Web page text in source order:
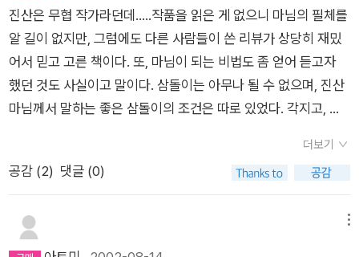
싶다면, 그러나 웃고 넘어가는 책 보다는 뭔가를 남기고 싶다면
한번쯤 읽어보는것도 좋은 책일 듯 싶다.
느꼈다.죽도록 사랑하지 않아도 그냥 만나 잘사는 부부,미친듯이
사랑하다가도 결혼하고 삐걱거리는 부부...들이 왜 있는지 심히
이해도 된다.결혼은....인간의 참을성에 도전하는,인간이 만든 제
도중에 최악의 산물임을....
진산은 무협 작가라던데.....작품을 읽은 게 없으니 마님의 필체를
알 길이 없지만, 그럼에도 다른 사람들이 쓴 리뷰가 상당히 재밌
어서 믿고 고른 책이다. 또, 마님이 되는 비법도 좀 얻어 듣고자
했던 것도 사실이고 말이다. 삼돌이는 아무나 될 수 없으며, 진산
마님께서 말하는 좋은 삼돌이의 조건은 따로 있었다. 각지고, 거
은 이런 삼돌이의 조건을 갖춘 자와 결혼이라는 종신 계약을 통해
어떻게 서로를 마주하며 살 것인가에 대한 이야기였다. 삼돌이 입
지, 둘의 관계에서, 마님 쪽이 조금 더 지혜로워 보인다. 삼돌이가
결혼의 이상을 잊지 않게끔 시종일관 구슬리고 인내하는 모습을
더보기
공감 (2) 댓글 (0)